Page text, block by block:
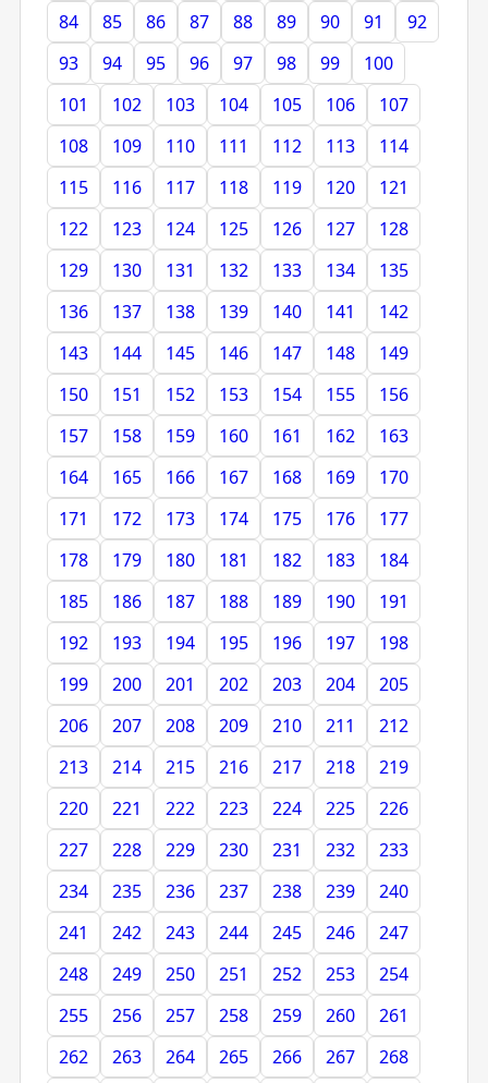
84
85 86 87 88 89 90 91
92
93
94 95 96 97 98 99
100
101
102 103 104 105 106
107
108
109 110 111 112 113
114
115
116 117 118 119 120
121
122
123 124 125 126 127
128
129
130 131 132 133 134
135
136
137 138 139 140 141
142
143
144 145 146 147 148
149
150
151 152 153 154 155
156
157
158 159 160 161 162
163
164
165 166 167 168 169
170
171
172 173 174 175 176
177
178
179 180 181 182 183
184
185
186 187 188 189 190
191
192
193 194 195 196 197
198
199
200 201 202 203 204
205
206
207 208 209 210 211
212
213
214 215 216 217 218
219
220
221 222 223 224 225
226
227
228 229 230 231 232
233
234
235 236 237 238 239
240
241
242 243 244 245 246
247
248
249 250 251 252 253
254
255
256 257 258 259 260
261
262
263 264 265 266 267 268